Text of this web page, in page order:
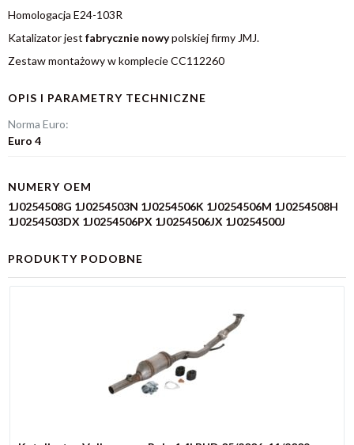
Homologacja E24-103R
Katalizator jest fabrycznie nowypolskiej firmy JMJ.
Zestaw montażowy w komplecie CC112260
OPIS I PARAMETRY TECHNICZNE
Norma Euro:
Euro 4
NUMERY OEM
1J0254508G 1J0254503N 1J0254506K 1J0254506M 1J0254508H
1J0254503DX 1J0254506PX 1J0254506JX 1J0254500J
PRODUKTY PODOBNE